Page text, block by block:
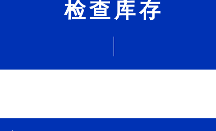
检查库存